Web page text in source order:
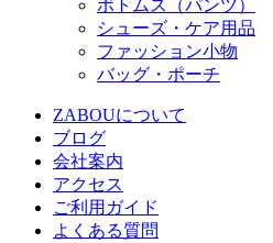
ボトムス（パンツ）
シューズ・ケア用品
ファッション小物
バッグ・ポーチ
ZABOUについて
ブログ
会社案内
アクセス
ご利用ガイド
よくある質問